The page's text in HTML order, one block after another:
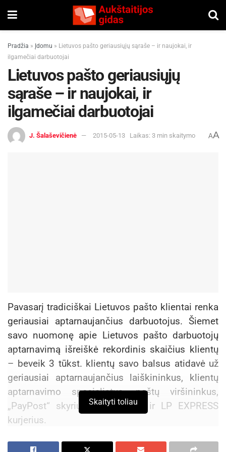
Pradžia » Įdomu » Lietuvos pašto geriausiųjų sąraše – ir naujokai, ir
ilgamečiai darbuotojai
Lietuvos pašto geriausiųjų
sąraše – ir naujokai, ir
ilgamečiai darbuotojai
J. Šalaševičienė 2015-05-13 Laikas: 3 min skaitymo AA
Pavasarį tradiciškai Lietuvos pašto klientai renka
geriausiai aptarnaujančius darbuotojus. Šiemet
savo nuomonę apie Lietuvos pašto darbuotojų
aptarnavimą išreiškė rekordinis skaičius klientų
– beveik 3 tūkst. klientų savo balsus atidavė už
geriausiai aptarnaujančius laiškininkus, klientų
aptarnavimo specialistus, paštų viršininkus,
„PayPost“ skyrių vadybininkus ir LP EXPRESS
kurjerius.
„Geriausiai klientus aptarnaujančių darbuotojų
Skaityti toliau